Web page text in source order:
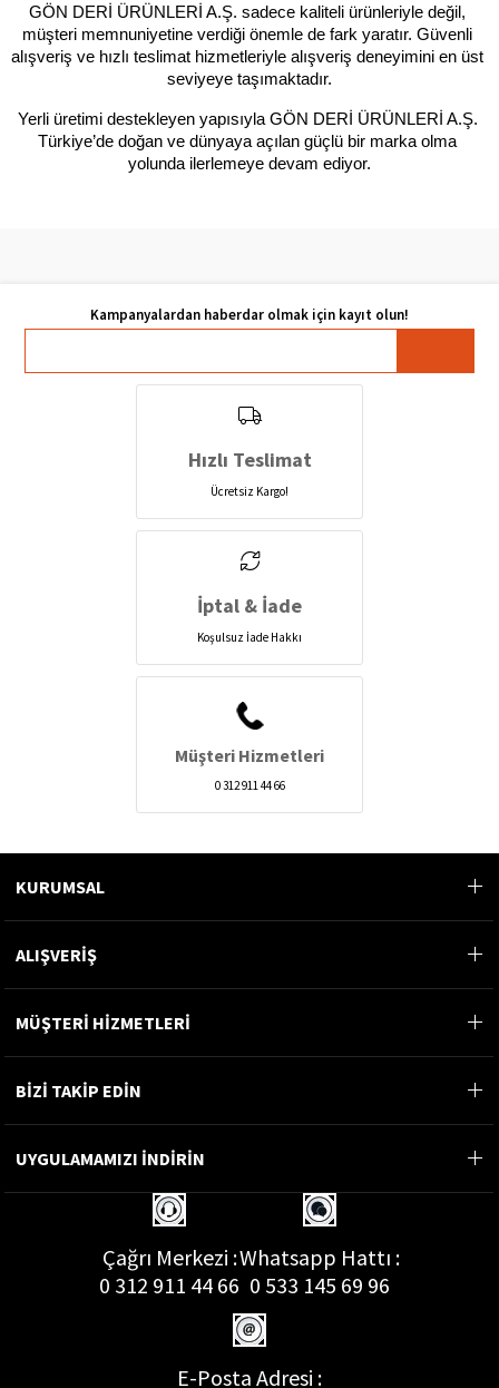
GÖN DERİ ÜRÜNLERİ A.Ş. sadece kaliteli ürünleriyle değil,
müşteri memnuniyetine verdiği önemle de fark yaratır. Güvenli
alışveriş ve hızlı teslimat hizmetleriyle alışveriş deneyimini en üst
seviyeye taşımaktadır.
Yerli üretimi destekleyen yapısıyla GÖN DERİ ÜRÜNLERİ A.Ş.
Türkiye’de doğan ve dünyaya açılan güçlü bir marka olma
yolunda ilerlemeye devam ediyor.
Hızlı Teslimat
Ücretsiz Kargo!
İptal & İade
Koşulsuz İade Hakkı
Müşteri Hizmetleri
0 312 911 44 66
KURUMSAL
ALIŞVERİŞ
MÜŞTERİ HİZMETLERİ
BİZİ TAKİP EDİN
UYGULAMAMIZI İNDİRİN
Çağrı Merkezi :
0 312 911 44 66
Whatsapp Hattı :
0 533 145 69 96
E-Posta Adresi :